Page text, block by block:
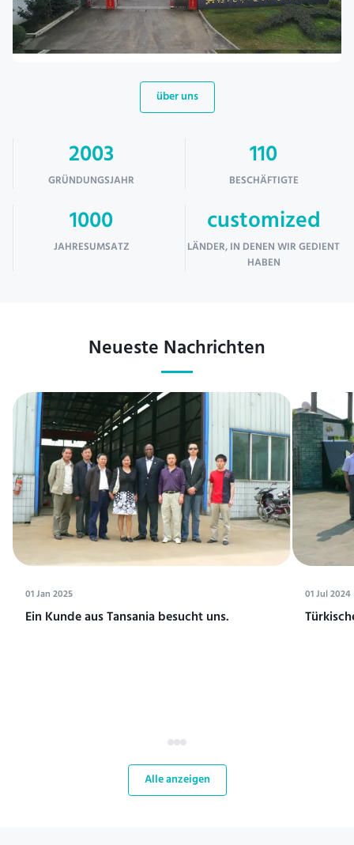
über uns
2003
GRÜNDUNGSJAHR
110
BESCHÄFTIGTE
1000
JAHRESUMSATZ
customized
LÄNDER, IN DENEN WIR GEDIENT
HABEN
Neueste Nachrichten
01 Jan 2025
Ein Kunde aus Tansania besucht uns.
01 Jul 2024
Alle anzeigen